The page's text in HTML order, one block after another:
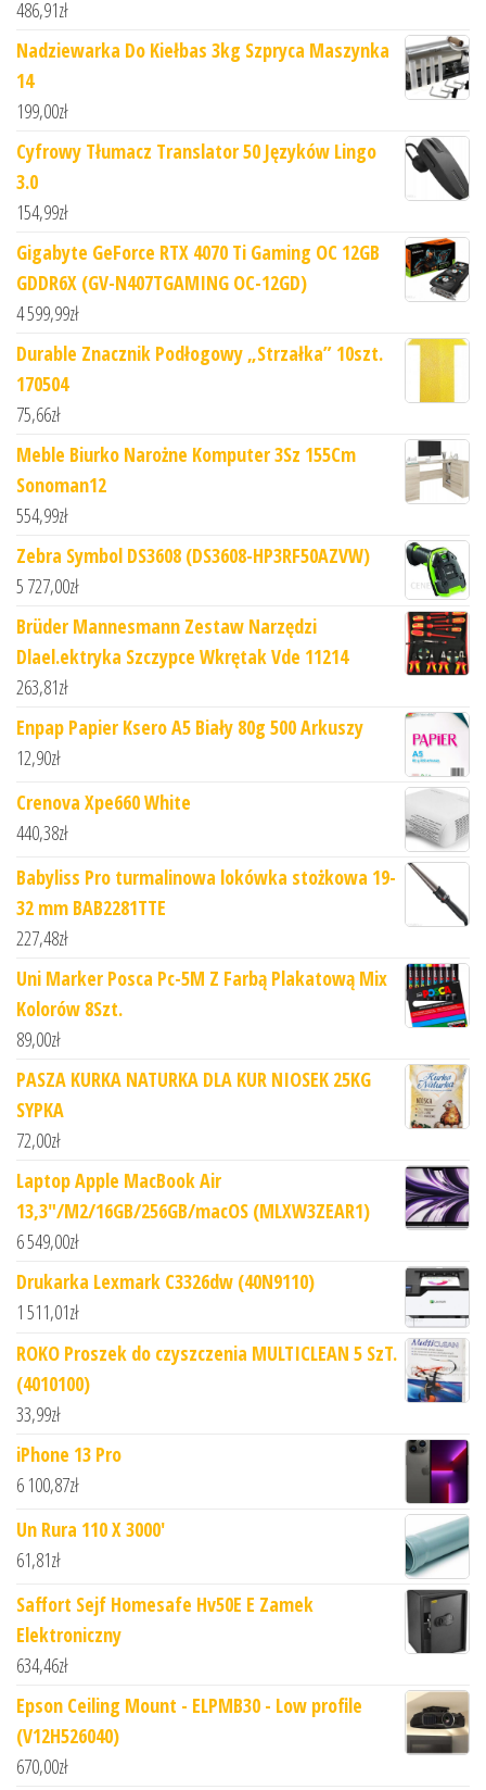
486,91zł
Nadziewarka Do Kiełbas 3kg Szpryca Maszynka
14
199,00zł
Cyfrowy Tłumacz Translator 50 Języków Lingo
3.0
154,99zł
Gigabyte GeForce RTX 4070 Ti Gaming OC 12GB
GDDR6X (GV-N407TGAMING OC-12GD)
4 599,99zł
Durable Znacznik Podłogowy „Strzałka” 10szt.
170504
75,66zł
Meble Biurko Narożne Komputer 3Sz 155Cm
Sonoman12
554,99zł
Zebra Symbol DS3608 (DS3608-HP3RF50AZVW)
5 727,00zł
Brüder Mannesmann Zestaw Narzędzi
Dlael.ektryka Szczypce Wkrętak Vde 11214
263,81zł
Enpap Papier Ksero A5 Biały 80g 500 Arkuszy
12,90zł
Crenova Xpe660 White
440,38zł
Babyliss Pro turmalinowa lokówka stożkowa 19-
32 mm BAB2281TTE
227,48zł
Uni Marker Posca Pc-5M Z Farbą Plakatową Mix
Kolorów 8Szt.
89,00zł
PASZA KURKA NATURKA DLA KUR NIOSEK 25KG
SYPKA
72,00zł
Laptop Apple MacBook Air
13,3"/M2/16GB/256GB/macOS (MLXW3ZEAR1)
6 549,00zł
Drukarka Lexmark C3326dw (40N9110)
1 511,01zł
ROKO Proszek do czyszczenia MULTICLEAN 5 SzT.
(4010100)
33,99zł
iPhone 13 Pro
6 100,87zł
Un Rura 110 X 3000'
61,81zł
Saffort Sejf Homesafe Hv50E E Zamek
Elektroniczny
634,46zł
Epson Ceiling Mount - ELPMB30 - Low profile
(V12H526040)
670,00zł